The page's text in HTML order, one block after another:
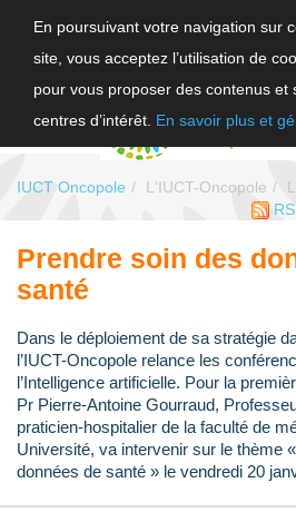
En poursuivant votre navigation sur
site, vous acceptez l’utilisation de
pour vous proposer des contenus et
centres d’intérêt. En savoir plus et
IUCT Oncopole L'IUCT-Oncopole
Prendre soin des
santé
Dans le déploiement de sa stratégie
l’IUCT-Oncopole relance les
l’Intelligence artificielle. Pour la
Pr Pierre-Antoine Gourraud,
praticien-hospitalier de la faculté de
Université, va intervenir sur le thème
données de santé » le vendredi 20